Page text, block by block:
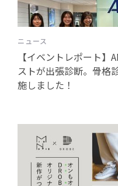
ニュース
【イベントレポート】
ストが出張診断。骨格
施しました！